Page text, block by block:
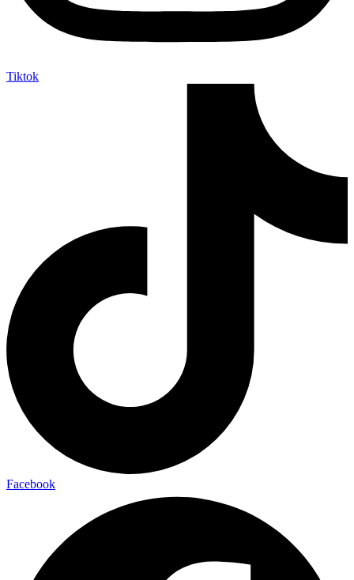
Tiktok
Facebook